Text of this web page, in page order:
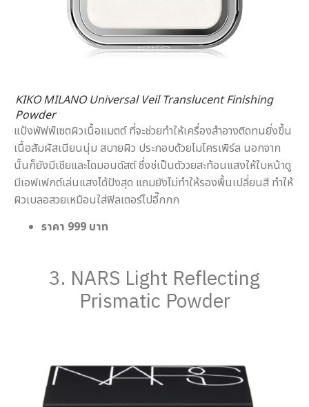
KIKO MILANO Universal Veil Translucent Finishing
Powder
แป้งพัฟฟ์เซตผิวเนื้อแมตต์ ที่จะช่วยทำให้เครื่องสำอางติดทนยิ่งขึ้น
เนื้อสัมผัสเนียนนุ่ม สบายผิว ประกอบด้วยไมโครเพิร์ล นอกจาก
นั้นก็ยังมีเชียและไดมอนดัสต์ ซึ่งช่เป็นตัววยสะท้อนแสงให้ใบหน้าดู
มีเอฟเฟกต์เล่นแสงได้ปังสุด แถมยังไม่ทำให้รองพื้นเปลี่ยนสี ทำให้
ผิวเบลอสวยเหมือนใส่ฟิลเตอร์ไปอี๊กกก
ราคา 999 บาท
3. NARS Light Reflecting
Prismatic Powder